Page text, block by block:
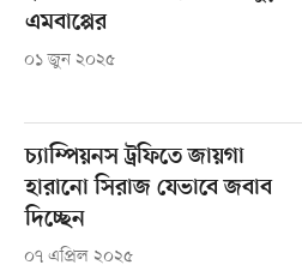
এমবাপ্পের
০১ জুন ২০২৫
চ্যাম্পিয়নস ট্রফিতে জায়গা
হারানো সিরাজ যেভাবে জবাব
দিচ্ছেন
০৭ এপ্রিল ২০২৫